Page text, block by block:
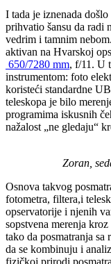
I tada je iznenada
prihvatio šansu da radi
vedrim i tamnim
aktivan na Hvarskoj
650/7280 mm, f/11. U
instrumentom: foto
koristeći standardne
teleskopa je bilo
programima iskusnih
nažalost „ne gledaju“
Zoran,
Osnova takvog
fotometra, filtera,i
opservatorije i njenih
sopstvena merenja
tako da posmatranja sa
da se kombinuju i
fizičkoj prirodi